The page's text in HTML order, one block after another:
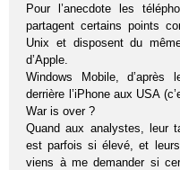
Pour l’anecdote les
partagent certains points
Unix et disposent du
d’Apple.
Windows Mobile,
derrière l’iPhone aux USA
War is over ?
Quand aux analystes, leur
est parfois si élevé, et
viens à me demander si